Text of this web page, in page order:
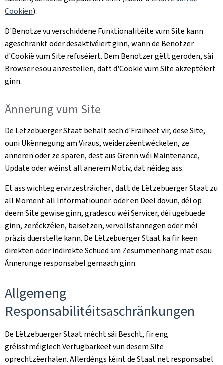
Cookien).
D'Benotze vu verschiddene Funktionalitéite vum Site kann
ageschränkt oder desaktivéiert ginn, wann de Benotzer
d'Cookië vum Site refuséiert. Dem Benotzer gëtt geroden, säi
Browser esou anzestellen, datt d'Cookië vum Site akzeptéiert
ginn.
Ännerung vum Site
De Lëtzebuerger Staat behält sech d'Fräiheet vir, dëse Site,
ouni Ukënnegung am Viraus, weiderzëentwéckelen, ze
änneren oder ze spären, dëst aus Grënn wéi Maintenance,
Update oder wéinst all anerem Motiv, dat néideg ass.
Et ass wichteg ervirzesträichen, datt de Lëtzebuerger Staat zu
all Moment all Informatiounen oder en Deel dovun, déi op
deem Site gewise ginn, gradesou wéi Servicer, déi ugebuede
ginn, zeréckzéien, bäisetzen, vervollstännegen oder méi
präzis duerstelle kann. De Lëtzebuerger Staat ka fir keen
direkten oder indirekte Schued am Zesummenhang mat esou
Ännerunge responsabel gemaach ginn.
Allgemeng
Responsabilitéitsaschränkungen
De Lëtzebuerger Staat mécht säi Bescht, fir eng
gréisstméiglech Verfügbarkeet vun dësem Site
oprechtzëerhalen. Allerdéngs kéint de Staat net responsabel